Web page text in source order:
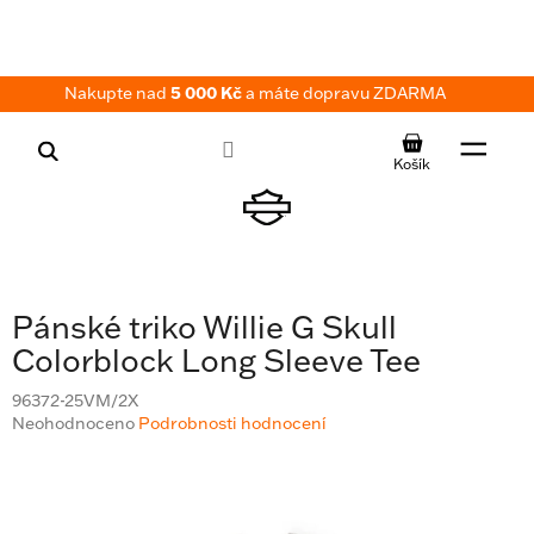
Nakupte nad 5 000 Kča máte dopravu ZDARMA
NÁKUPNÍ
KOŠÍK
Pánské triko Willie G Skull
Colorblock Long Sleeve Tee
96372-25VM/2X
Průměrné
Neohodnoceno Podrobnosti hodnocení